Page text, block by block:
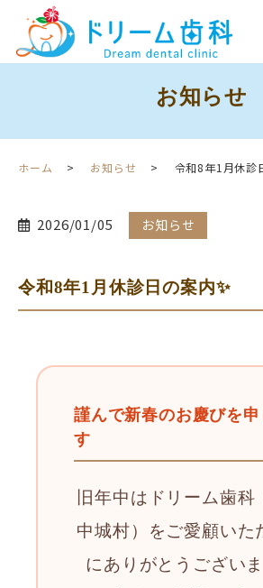
お知らせ
ホーム お知らせ 令和8年1月休診
2026/01/05 お知らせ
令和8年1月休診日の案内✨
謹んで新春のお慶びを申
す
旧年中はドリーム歯科
中城村）をご愛顧いた
にありがとうございま